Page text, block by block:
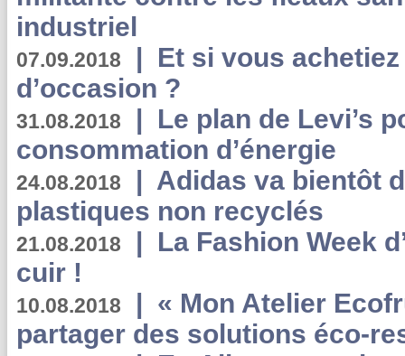
industriel
07.09.2018 | Et si vous
d’occasion ?
31.08.2018 | Le plan de Levi’s
consommation d’énergie
24.08.2018 | Adidas va bientôt
plastiques non recyclés
21.08.2018 | La Fashion Week
cuir !
10.08.2018 | « Mon Atelier
partager des solutions éco-